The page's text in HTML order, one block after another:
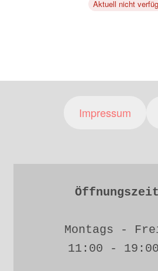
Aktuell nicht
Impressum
Montags -
11:00 -